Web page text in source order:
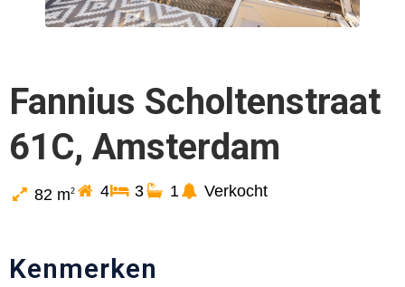
Fannius Scholtenstraat
61C, Amsterdam
82 m2 4 3 1 Verkocht
Kenmerken